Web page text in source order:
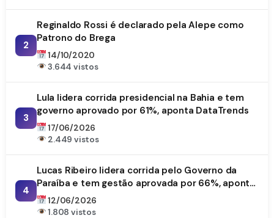
2
Reginaldo Rossi é declarado pela Alepe como
Patrono do Brega
14/10/2020
3.644 vistos
3
Lula lidera corrida presidencial na Bahia e tem
governo aprovado por 61%, aponta DataTrends
17/06/2026
2.449 vistos
4
Lucas Ribeiro lidera corrida pelo Governo da
Paraíba e tem gestão aprovada por 66%, aponta
DataTrends
12/06/2026
1.808 vistos